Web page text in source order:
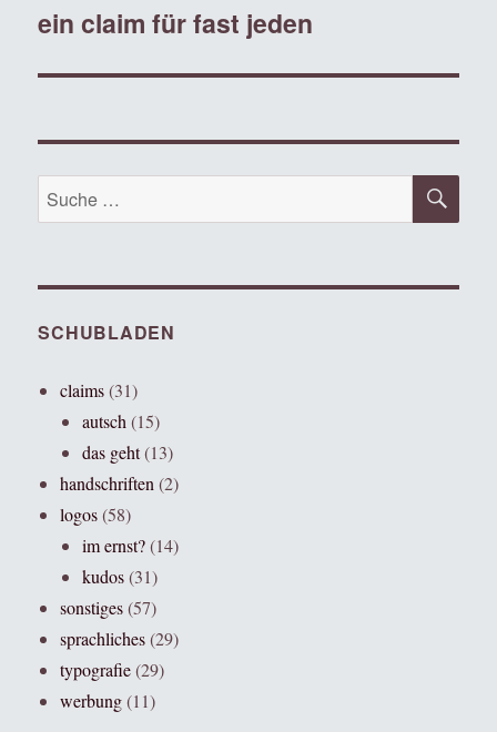
ein claim für fast jeden
Suche
nach:
SCHUBLADEN
claims(31)
autsch (15)
das geht(13)
handschriften (2)
logos(58)
im ernst?(14)
kudos(31)
sonstiges(57)
sprachliches(29)
typografie(29)
werbung(11)